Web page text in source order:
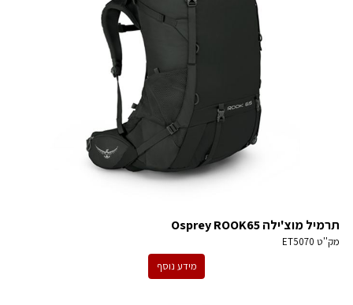
תרמיל מוצ'ילה Osprey ROOK65
מק''ט ET5070
מידע נוסף